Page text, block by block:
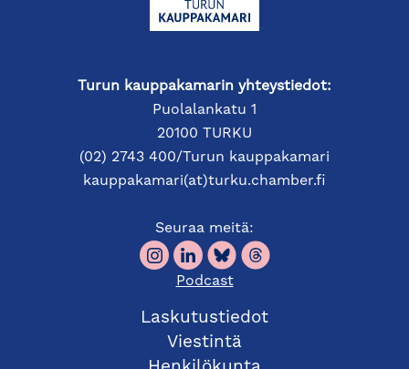
Turun kauppakamarin yhteystiedot:
Puolalankatu 1
20100 TURKU
(02) 2743 400/Turun kauppakamari
kauppakamari(at)turku.chamber.fi
Seuraa meitä:
Podcast
Laskutustiedot
Viestintä